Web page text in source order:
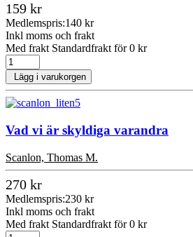
159 kr
Medlemspris:140 kr
Inkl moms och frakt
Med frakt Standardfrakt för 0 kr
Lägg i varukorgen
Vad vi är skyldiga varandra
Scanlon, Thomas M.
270 kr
Medlemspris:230 kr
Inkl moms och frakt
Med frakt Standardfrakt för 0 kr